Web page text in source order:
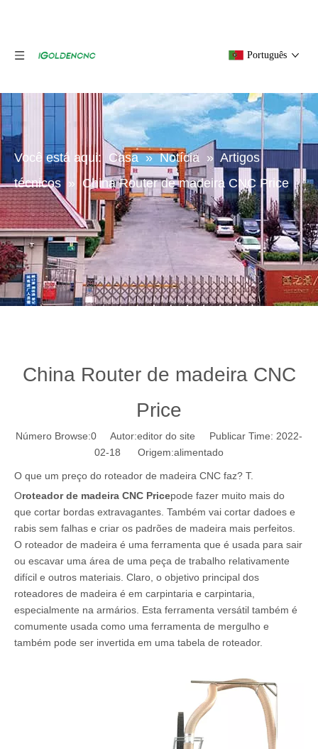
Português
Você está aqui: Casa » Notícia » Artigos
técnicos » China Router de madeira CNC Price
China Router de madeira CNC
Price
Número Browse:0 Autor:editor do site Publicar Time: 2022-
02-18 Origem:alimentado
O que um preço do roteador de madeira CNC faz? T.
Oroteador de madeira CNC Pricepode fazer muito mais do
que cortar bordas extravagantes. Também vai cortar dadoes e
rabis sem falhas e criar os padrões de madeira mais perfeitos.
O roteador de madeira é uma ferramenta que é usada para sair
ou escavar uma área de uma peça de trabalho relativamente
difícil e outros materiais. Claro, o objetivo principal dos
roteadores de madeira é em carpintaria e carpintaria,
especialmente na armários. Esta ferramenta versátil também é
comumente usada como uma ferramenta de mergulho e
também pode ser invertida em uma tabela de roteador.